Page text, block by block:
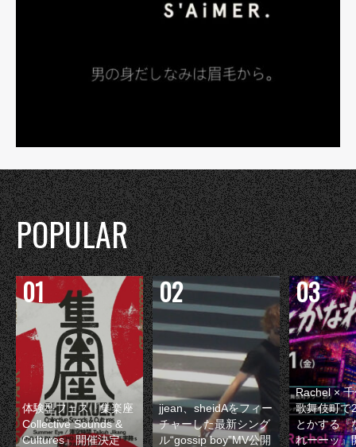
POPULAR
体験型フェス『集楽座
Collective Sounds &
Cultures』開催決定
jjean、sheidAをフィー
チャーした最新シング
ル“gossip boy”MV公開
Rachel ×
歌舞伎町で
とかする『
れーーッ』